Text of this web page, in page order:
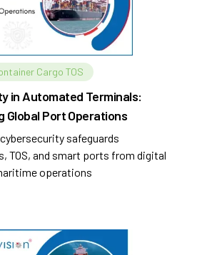
Cargo TOS
in Automated Terminals:
Global Port Operations
safeguards
TOS, and smart ports from digital
operations.